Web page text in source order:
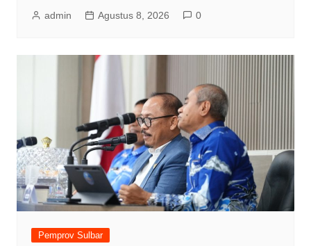
admin Agustus 8, 2026 0
Pemprov Sulbar